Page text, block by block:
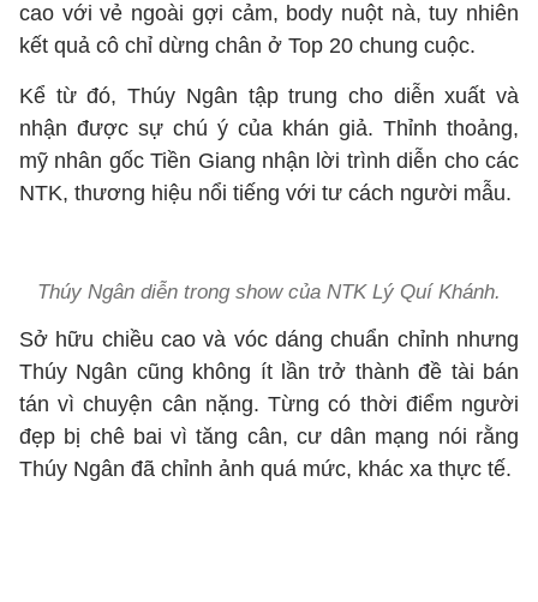
cao với vẻ ngoài gợi cảm, body nuột nà, tuy nhiên
kết quả cô chỉ dừng chân ở Top 20 chung cuộc.
Kể từ đó, Thúy Ngân tập trung cho diễn xuất và
nhận được sự chú ý của khán giả. Thỉnh thoảng,
mỹ nhân gốc Tiền Giang nhận lời trình diễn cho các
NTK, thương hiệu nổi tiếng với tư cách người mẫu.
Thúy Ngân diễn trong show của NTK Lý Quí Khánh.
Sở hữu chiều cao và vóc dáng chuẩn chỉnh nhưng
Thúy Ngân cũng không ít lần trở thành đề tài bán
tán vì chuyện cân nặng. Từng có thời điểm người
đẹp bị chê bai vì tăng cân, cư dân mạng nói rằng
Thúy Ngân đã chỉnh ảnh quá mức, khác xa thực tế.